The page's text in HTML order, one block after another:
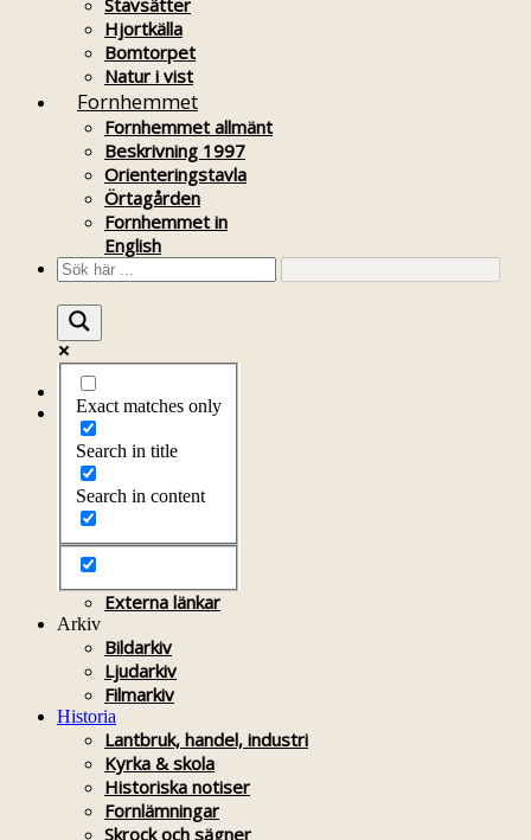
Stavsätter
Hjortkälla
Bomtorpet
Natur i vist
Fornhemmet
Fornhemmet allmänt
Beskrivning 1997
Orienteringstavla
Örtagården
Fornhemmet in
English
Exact matches only
Search in title
Search in content
Startsida
Om föreningen
Årsprogram
Kontakt
Styrelsen
Litteratur
Externa länkar
Arkiv
Bildarkiv
Ljudarkiv
Filmarkiv
Historia
Lantbruk, handel, industri
Kyrka & skola
Historiska notiser
Fornlämningar
Skrock och sägner